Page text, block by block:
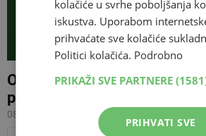
Ovi dodaci za internetske
prikupljaju vaše podatke
08.09.2019 12:24
kolačiće u svrhe poboljšanja
iskustva. Uporabom
prihvaćate sve kolačiće
Politici kolačića. Podrobno
PRIKAŽI SVE PARTNERE
PRIHVATI SVE